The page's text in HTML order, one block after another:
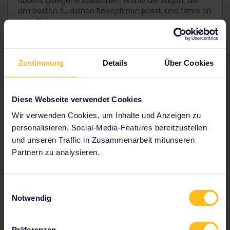
Zustimmung Details Über Cookies
Diese Webseite verwendet Cookies
Wir verwenden Cookies, um Inhalte und Anzeigen zu
personalisieren, Social-Media-Features bereitzustellen
und unseren Traffic in Zusammenarbeit mitunseren
Partnern zu analysieren.
Notwendig
werden.
Der Jugendpass gilt für Personen zwischen 12
am besten zu deinen Reiseplänen passt, und fahre an
dein Ziel.
Informiere dich genauer über Züge in Deutschland
Beginne jetzt mit der Planung deines Abenteuers mit
deinem German Rail Pass:
Reisedetails im Fahrplan überprüfen
Ermäßigungen mit deinem Pass erhalten